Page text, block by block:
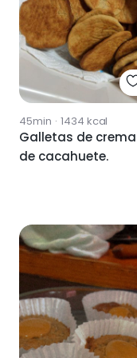
45min · 1434 kcal
Galletas de crema
de cacahuete.